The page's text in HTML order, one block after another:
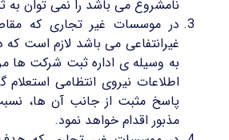
نامشروع می باشد را نمی توان به
در موسسات غیر تجاری که
غیرانتفاعی می باشد لازم است
به وسیله ی اداره ثبت شرکت ها
اطلاعات نیروی انتظامی
پاسخ مثبت از جانب آن ها،
مذبور اقدام خواهد نمود.